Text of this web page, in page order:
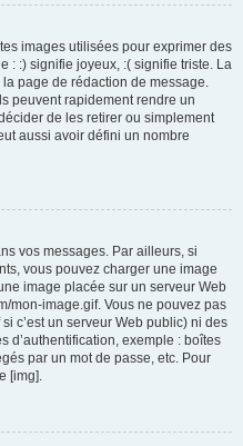
images utilisées pour exprimer des
: :) signifie joyeux, :( signifie triste. La
page de rédaction de message.
peuvent rapidement rendre un
de les retirer ou simplement
aussi avoir défini un nombre
vos messages. Par ailleurs, si
vous pouvez charger une image
image placée sur un serveur Web
mon-image.gif. Vous ne pouvez pas
c’est un serveur Web public) ni des
d’authentification, exemple : boîtes
par un mot de passe, etc. Pour
[img].